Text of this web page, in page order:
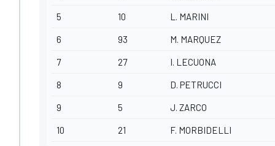
5 10 L. MARINI
6 93 M. MARQUEZ
7 27 I. LECUONA
8 9 D. PETRUCCI
9 5 J. ZARCO
10 21 F. MORBIDELLI